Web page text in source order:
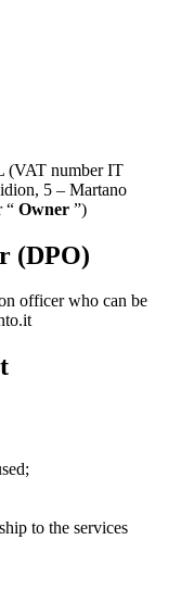
(VAT number IT
5 – Martano
“ Owner ”)
(DPO)
officer who can be
to the services